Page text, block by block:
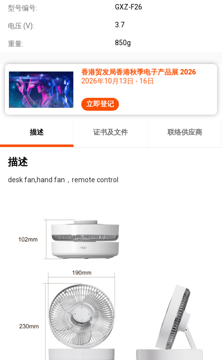
型号编号: GXZ-F26
电压 (V): 3.7
重量: 850g
香港贸发局香港秋季电子产品展 2026
2026年10月13日 - 16日
立即登记
描述 证书及文件 联络供应商
描述
desk fan,hand fan，remote control